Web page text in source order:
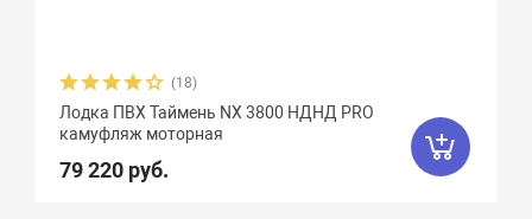
(18)
Лодка ПВХ Таймень NX 3800 НДНД PRO
камуфляж моторная
79 220 руб.